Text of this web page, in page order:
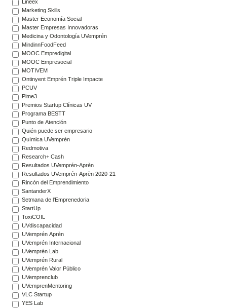
Lineex
Marketing Skills
Master Economía Social
Master Empresas Innovadoras
Medicina y Odontología UVemprén
MindinnFoodFeed
MOOC Empredigital
MOOC Empresocial
MOTIVEM
Ontinyent Emprén Triple Impacte
PCUV
Pime3
Premios Startup Clínicas UV
Programa BESTT
Punto de Atención
Quién puede ser empresario
Química UVemprén
Redmotiva
Research+ Cash
Resultados UVemprén-Aprèn
Resultados UVemprén-Aprèn 2020-21
Rincón del Emprendimiento
SantanderX
Setmana de l'Emprenedoria
StartUp
ToxiCOIL
UVdiscapacidad
UVemprén Aprèn
UVemprén Internacional
UVemprén Lab
UVemprén Rural
UVemprén Valor Público
UVemprenclub
UVemprenMentoring
VLC Startup
YES Lab